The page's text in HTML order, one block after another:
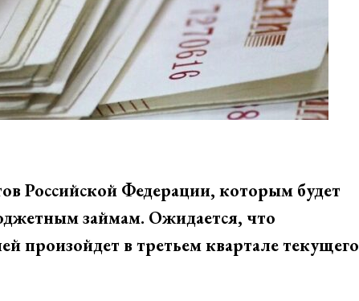
Российской Федерации, которым будет
займам. Ожидается, что
произойдет в третьем квартале текущего